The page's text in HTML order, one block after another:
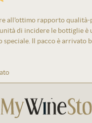
all'ottimo rapporto qualità-
di incidere le bottiglie è
speciale. Il pacco è arrivato